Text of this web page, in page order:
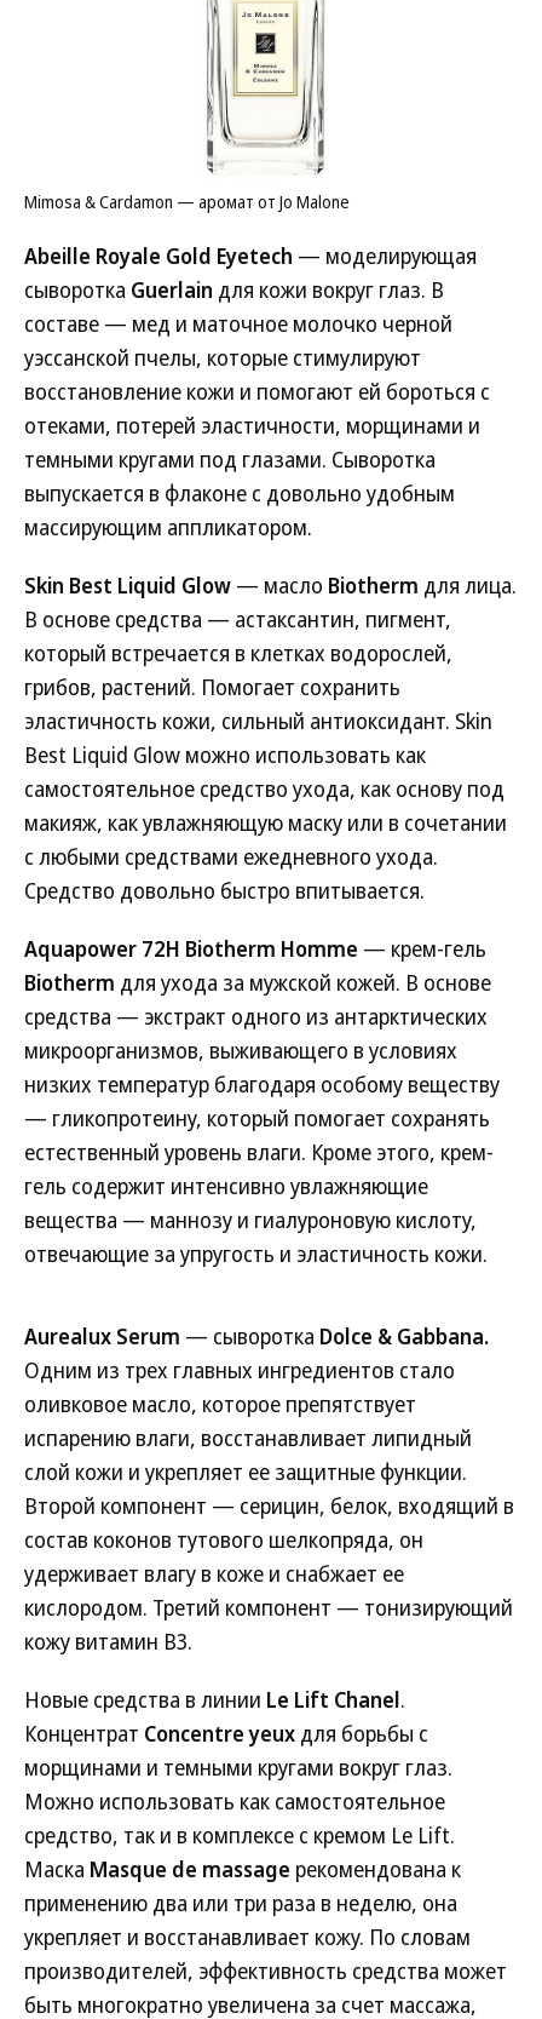
Mimosa & Cardamon — аромат от Jo Malone
Abeille Royale Gold Eyetech — моделирующая
сыворотка Guerlain для кожи вокруг глаз. В
составе — мед и маточное молочко черной
уэссанской пчелы, которые стимулируют
восстановление кожи и помогают ей бороться с
отеками, потерей эластичности, морщинами и
темными кругами под глазами. Сыворотка
выпускается в флаконе с довольно удобным
массирующим аппликатором.
Skin Best Liquid Glow — масло Biotherm для лица.
В основе средства — астаксантин, пигмент,
который встречается в клетках водорослей,
грибов, растений. Помогает сохранить
эластичность кожи, сильный антиоксидант. Skin
Best Liquid Glow можно использовать как
самостоятельное средство ухода, как основу под
макияж, как увлажняющую маску или в сочетании
с любыми средствами ежедневного ухода.
Средство довольно быстро впитывается.
Aquapower 72H Biotherm Homme — крем-гель
Biotherm для ухода за мужской кожей. В основе
средства — экстракт одного из антарктических
микроорганизмов, выживающего в условиях
низких температур благодаря особому веществу
— гликопротеину, который помогает сохранять
естественный уровень влаги. Кроме этого, крем-
гель содержит интенсивно увлажняющие
вещества — маннозу и гиалуроновую кислоту,
отвечающие за упругость и эластичность кожи.
Aurealux Serum — сыворотка Dolce & Gabbana.
Одним из трех главных ингредиентов стало
оливковое масло, которое препятствует
испарению влаги, восстанавливает липидный
слой кожи и укрепляет ее защитные функции.
Второй компонент — серицин, белок, входящий в
состав коконов тутового шелкопряда, он
удерживает влагу в коже и снабжает ее
кислородом. Третий компонент — тонизирующий
кожу витамин B3.
Новые средства в линии Le Lift Chanel.
Концентрат Concentre yeux для борьбы с
морщинами и темными кругами вокруг глаз.
Можно использовать как самостоятельное
средство, так и в комплексе с кремом Le Lift.
Маска Masque de massage рекомендована к
применению два или три раза в неделю, она
укрепляет и восстанавливает кожу. По словам
производителей, эффективность средства может
быть многократно увеличена за счет массажа,